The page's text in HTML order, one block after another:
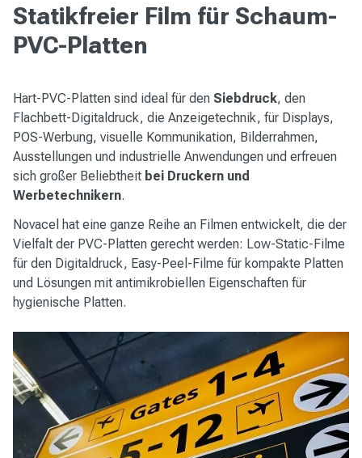
Statikfreier Film für Schaum-
PVC-Platten
Hart-PVC-Platten sind ideal für den Siebdruck, den
Flachbett-Digitaldruck, die Anzeigetechnik, für Displays,
POS-Werbung, visuelle Kommunikation, Bilderrahmen,
Ausstellungen und industrielle Anwendungen und erfreuen
sich großer Beliebtheit bei Druckern und
Werbetechnikern.
Novacel hat eine ganze Reihe an Filmen entwickelt, die der
Vielfalt der PVC-Platten gerecht werden: Low-Static-Filme
für den Digitaldruck, Easy-Peel-Filme für kompakte Platten
und Lösungen mit antimikrobiellen Eigenschaften für
hygienische Platten.